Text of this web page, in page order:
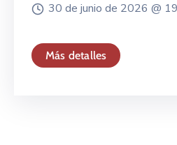
30 de junio de 2026 @
Más detalles